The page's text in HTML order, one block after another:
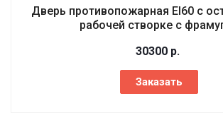
Дверь противопожарная EI60 с
рабочей створке с
30300 р.
Заказать